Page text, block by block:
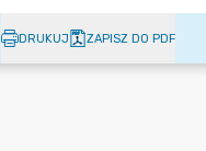
DRUKUJ ZAPISZ DO PDF